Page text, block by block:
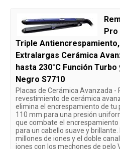
Pro
Triple
Extralargas Cerámica
hasta 230°C Función
Negro S7710
Placas de Cerámica Avanzada -
revestimiento de cerámica
elimina el encrespamiento de tu
110 mm para una presión
que combate el
para un cabello suave y
millones de iones y el doble
iones con los mechones de pelo